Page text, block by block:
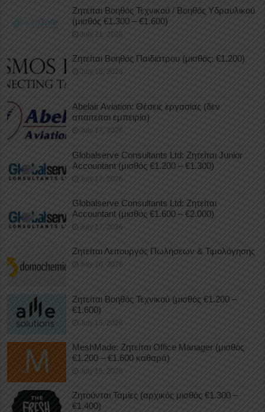
Ζητείται Βοηθός Τεχνικού / Βοηθός Υδραυλικού
(μισθός €1.300 – €1.600)
July 21, 2026
Ζητείται Βοηθός Παιδιάτρου (μισθός: €1.200)
July 18, 2026
Abelair Aviation: Θέσεις εργασίας (δεν
απαιτείται εμπειρία)
July 17, 2026
Globalserve Consultants Ltd: Ζητείται Junior
Accountant (μισθός €1.200 – €1.300)
July 17, 2026
Globalserve Consultants Ltd: Ζητείται
Accountant (μισθός €1.600 – €2.000)
July 17, 2026
Ζητείται Λειτουργός Πωλήσεων & Τιμολόγησης
July 16, 2026
Ζητείται Βοηθός Τεχνικού (μισθός €1.200 –
€1.600)
July 15, 2026
MeshMade: Ζητείται Office Manager (μισθός
€1.200 – €1.600 καθαρά)
July 15, 2026
Ζητούνται Ταμίες (αρχικός μισθός €1.300 –
€1.400)